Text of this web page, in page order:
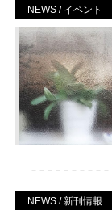
NEWS / イベント
NEWS / 新刊情報